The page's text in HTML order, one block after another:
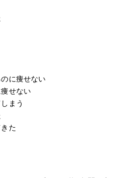
に痩せない
せない
まう
た